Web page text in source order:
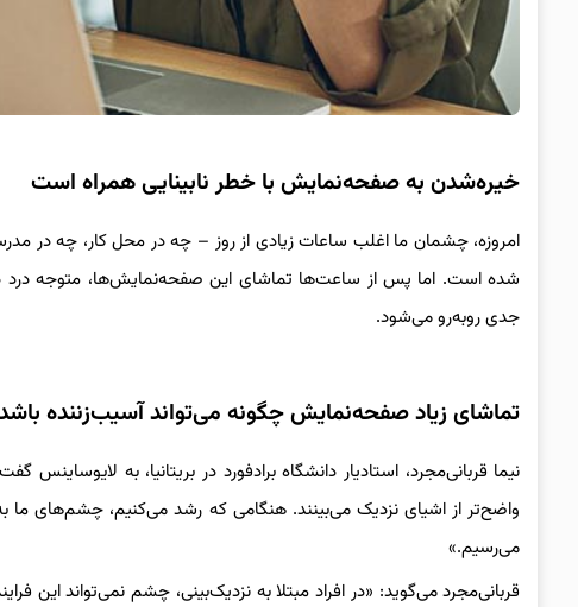
خیره‌شدن به صفحه‌نمایش با خطر نابینایی همراه است
امروزه، چشمان ما اغلب ساعات زیادی از روز – چه در محل کار، چه در
شده است. اما پس از ساعت‌ها تماشای این صفحه‌نمایش‌ها، متوجه
جدی روبه‌رو می‌شود.
تماشای زیاد صفحه‌نمایش چگونه می‌تواند آسیب‌زننده
نیما قربانی‌مجرد، استادیار دانشگاه برادفورد در بریتانیا، به
واضح‌تر از اشیای نزدیک می‌بینند. هنگامی که رشد می‌کنیم، چشم‌های ما
می‌رسیم.»
قربانی‌مجرد می‌گوید: «در افراد مبتلا به نزدیک‌بینی، چشم نمی‌تواند